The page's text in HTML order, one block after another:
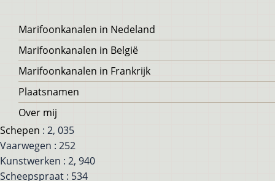
Voet
Marifoonkanalen in Nedeland
Marifoonkanalen in België
Marifoonkanalen in Frankrijk
Plaatsnamen
Over mij
Schepen : 2, 035
Vaarwegen : 252
Kunstwerken : 2, 940
Scheepspraat : 534